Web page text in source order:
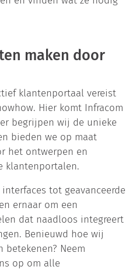
maken door
klantenportaal vereist
Hier komt Infracom
begrijpen wij de unieke
bieden we op maat
het ontwerpen en
klantenportalen.
tot geavanceerde
ernaar om een
dat naadloos integreert
Benieuwd hoe wij
Neem
op om alle